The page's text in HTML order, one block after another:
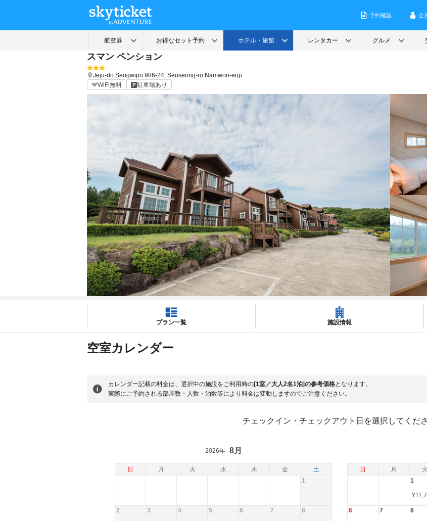
スマン ペンション
Jeju-do Seogwipo 986-24, Seoseong-ro Namwon-eup
WiFi無料
駐車場あり
プラン一覧 施設情報
空室カレンダー
カレンダー記載の料金は、選択中の施設をご利用時の[1室／大人2名1泊]の参考価格となります。
実際にご予約される部屋数・人数・泊数等により料金は変動しますのでご注意ください。
チェックイン・チェックアウト日を選択してくだ
日 月 火 水 木 金 土 日 月 火
2026年 8月
1
2 3 4 5 6 7 8
1
¥
6 7 8